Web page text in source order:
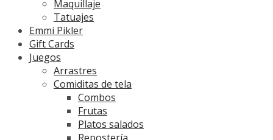
Maquillaje
Tatuajes
Emmi Pikler
Gift Cards
Juegos
Arrastres
Comiditas de tela
Combos
Frutas
Platos salados